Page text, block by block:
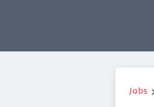
Jobs